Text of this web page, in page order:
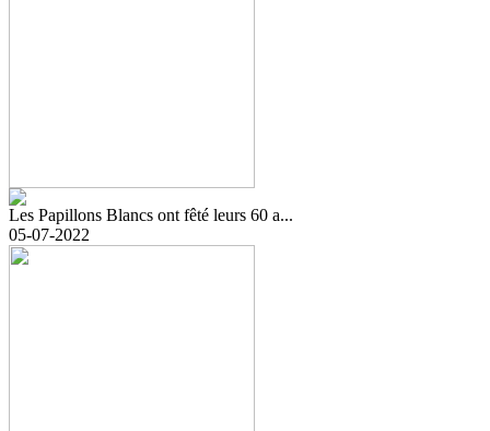
Les Papillons Blancs ont fêté leurs 60 a...
05-07-2022